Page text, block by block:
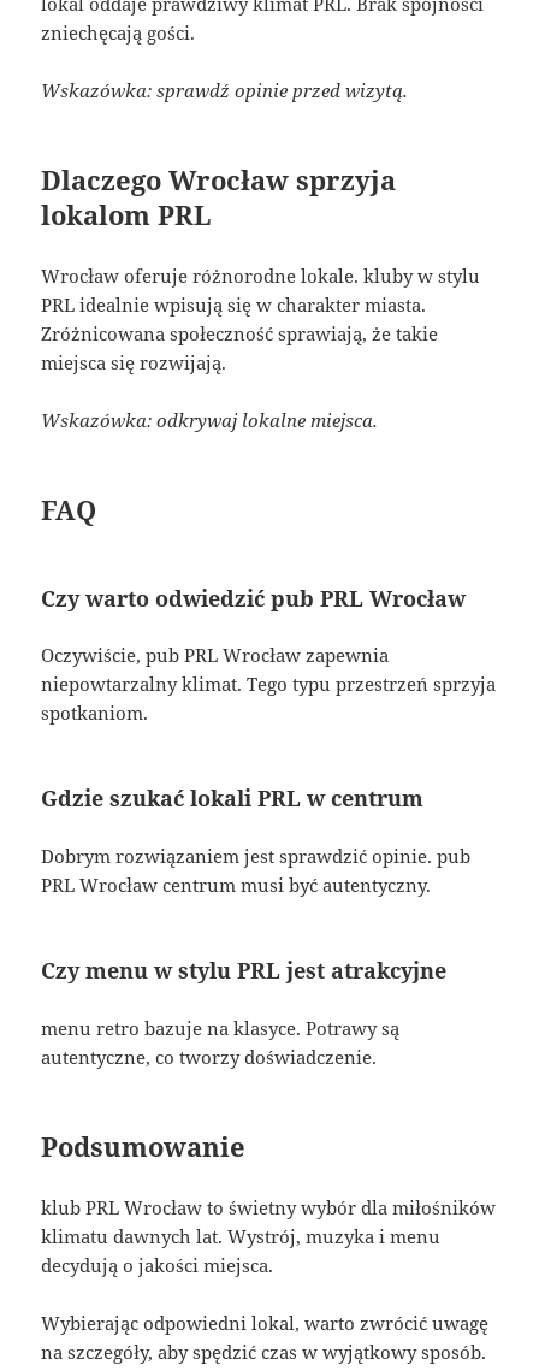
zniechęcają gości.
Wskazówka: sprawdź opinie przed wizytą.
Dlaczego Wrocław sprzyja
lokalom PRL
Wrocław oferuje różnorodne lokale. kluby w stylu
PRL idealnie wpisują się w charakter miasta.
Zróżnicowana społeczność sprawiają, że takie
miejsca się rozwijają.
Wskazówka: odkrywaj lokalne miejsca.
FAQ
Czy warto odwiedzić pub PRL Wrocław
Oczywiście, pub PRL Wrocław zapewnia
niepowtarzalny klimat. Tego typu przestrzeń sprzyja
spotkaniom.
Gdzie szukać lokali PRL w centrum
Dobrym rozwiązaniem jest sprawdzić opinie. pub
PRL Wrocław centrum musi być autentyczny.
Czy menu w stylu PRL jest atrakcyjne
menu retro bazuje na klasyce. Potrawy są
autentyczne, co tworzy doświadczenie.
Podsumowanie
klub PRL Wrocław to świetny wybór dla miłośników
klimatu dawnych lat. Wystrój, muzyka i menu
decydują o jakości miejsca.
Wybierając odpowiedni lokal, warto zwrócić uwagę
na szczegóły, aby spędzić czas w wyjątkowy sposób.